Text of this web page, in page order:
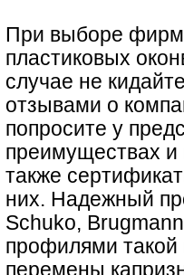
При выборе
пластиковых
случае не
отзывами о
попросите у
преимуществах и
также
них. Надежный
Schuko,
профилями такой
перемены